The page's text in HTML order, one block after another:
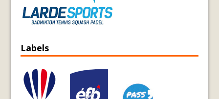
Labels